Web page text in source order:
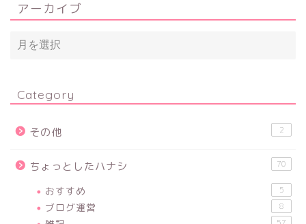
アーカイブ
Category
その他 2
ちょっとしたハナシ 70
おすすめ 5
ブログ運営 8